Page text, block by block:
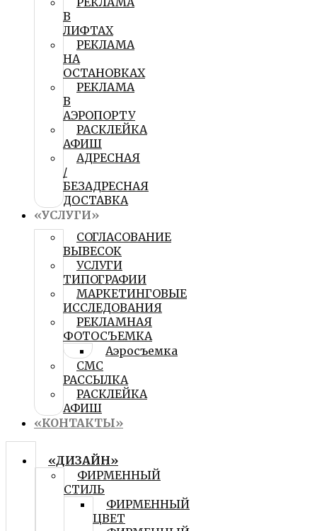
В
ЛИФТАХ
РЕКЛАМА
НА
ОСТАНОВКАХ
РЕКЛАМА
В
АЭРОПОРТУ
РАСКЛЕЙКА
АФИШ
АДРЕСНАЯ
/
БЕЗАДРЕСНАЯ
ДОСТАВКА
«УСЛУГИ»
СОГЛАСОВАНИЕ
ВЫВЕСОК
УСЛУГИ
ТИПОГРАФИИ
МАРКЕТИНГОВЫЕ
ИССЛЕДОВАНИЯ
РЕКЛАМНАЯ
ФОТОСЪЕМКА
Аэросъемка
СМС
РАССЫЛКА
РАСКЛЕЙКА
АФИШ
«КОНТАКТЫ»
«ДИЗАЙН»
ФИРМЕННЫЙ
СТИЛЬ
ФИРМЕННЫЙ
ЦВЕТ